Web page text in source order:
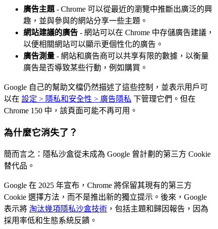
廣告主題 - Chrome 可以從最近的瀏覽中推斷出廣泛的興
趣，並與參與的網站分享一些主題。
網站建議的廣告 - 網站可以在 Chrome 中存儲廣告建議，
以便相關網站可以顯示更個性化的廣告。
廣告測量 - 網站和廣告商可以共享有限的數據，以衡量
廣告是否導致某些行動，例如購買。
Google 自己的幫助文檔仍然描述了這些控制，並表示用戶可
以在 設定 > 隱私和安全性 > 廣告隱私 下管理它們。但在
Chrome 150 中，該頁面可能不再可用。
為什麼它消失了？
簡而言之：隱私沙盒從未成為 Google 曾計劃的第三方 Cookie
替代品。
Google 在 2025 年宣布，Chrome 將保留其現有的第三方
Cookie 選擇方法，而不是推出新的獨立提示。後來，Google
表示將 淘汰幾項隱私沙盒技術 ，包括主題和歸因報告，因為
採用率低和生態系統反饋。